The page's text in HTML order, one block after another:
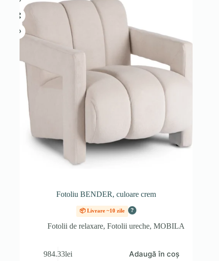
Fotoliu BENDER, culoare crem
📦 Livrare ~10 zile ?
Fotolii de relaxare, Fotolii ureche, MOBILA
984.33lei Adaugă în coș